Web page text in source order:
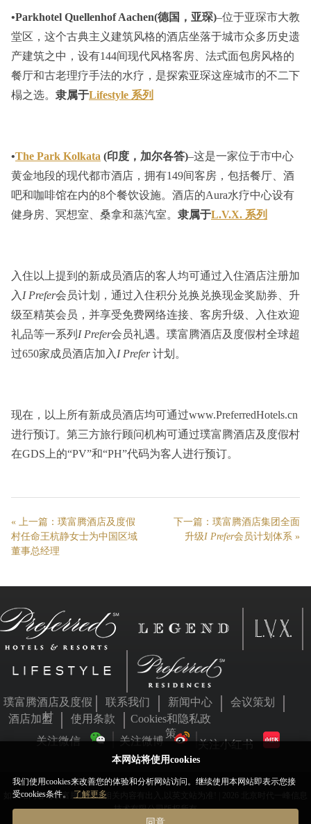
本网站将使用cookies
我们使用cookies来改善您的体验和分析网站访问。继续使用本网站即表示您接
受cookies条件。
了解更多
同意
•Parkhotel Quellenhof Aachen(德国，亚琛)–位于亚琛市大教
堂区，这个古典主义建筑风格的酒店坐落于城市众多历史遗
产建筑之中，设有144间现代风格客房、法式面包房风格的
餐厅和古老理疗手法的水疗，是探索亚琛这座城市的不二下
榻之选。 隶属于Lifestyle 系列
•The Park Kolkata (印度，加尔各答)–这是一家位于市中心
黄金地段的现代都市酒店，拥有149间客房，包括餐厅、酒
吧和咖啡馆在内的8个餐饮设施。酒店的Aura水疗中心设有
健身房、冥想室、桑拿和蒸汽室。 隶属于L.V.X. 系列
入住以上提到的新成员酒店的客人均可通过入住酒店注册加
入 I Prefer会员计划，通过入住积分兑换兑换现金奖励券、升
级至精英会员，并享受免费网络连接、客房升级、入住欢迎
礼品等一系列 I Prefer会员礼遇。璞富腾酒店及度假村全球超
过650家成员酒店加入 I Prefer计划。
现在，以上所有新成员酒店均可通过www.PreferredHotels.cn
进行预订。第三方旅行顾问机构可通过璞富腾酒店及度假村
在GDS上的“PV”和“PH”代码为客人进行预订。
« 上一篇： 璞富腾酒店及度假
村任命王杭静女士为中国区域
董事总经理
下一篇： 璞富腾酒店集团全面
升级I Prefer会员计划体系 »
璞富腾酒店及度假
村
联系我们 新闻中心
会议策划
酒店加盟
使用条款
Cookies和隐私政
策
关注微信 关注微博 关注小红书
如本站内容与璞富腾英文站相关内容有出入,以英文站为准! | 2026 北京时代一峰信息
技术有限公司版权所有
京公网安备11010802031455号